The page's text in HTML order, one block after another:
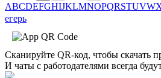
ABCDEFGHIJKLMNOPQRSTUVW
егерь
Сканируйте QR-код, чтобы скачать
И чаты с работодателями всегда